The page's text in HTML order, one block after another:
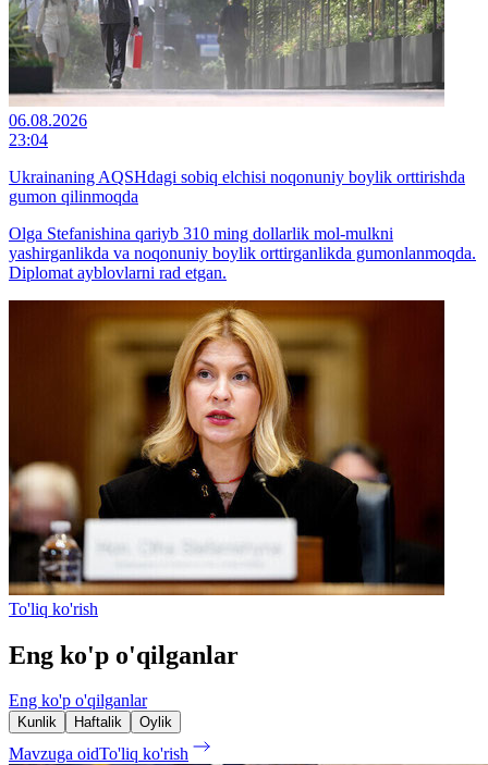
06.08.2026
23:04
Ukrainaning AQSHdagi sobiq elchisi noqonuniy boylik orttirishda
gumon qilinmoqda
Olga Stefanishina qariyb 310 ming dollarlik mol-mulkni
yashirganlikda va noqonuniy boylik orttirganlikda gumonlanmoqda.
Diplomat ayblovlarni rad etgan.
To'liq ko'rish
Eng ko'p o'qilganlar
Eng ko'p o'qilganlar
Kunlik Haftalik Oylik
Mavzuga oidTo'liq ko'rish